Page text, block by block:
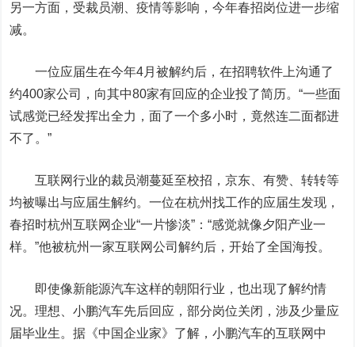
另一方面，受裁员潮、疫情等影响，今年春招岗位进一步缩
减。
一位应届生在今年4月被解约后，在招聘软件上沟通了
约400家公司，向其中80家有回应的企业投了简历。“一些面
试感觉已经发挥出全力，面了一个多小时，竟然连二面都进
不了。”
互联网行业的裁员潮蔓延至校招，京东、有赞、转转等
均被曝出与应届生解约。一位在杭州找工作的应届生发现，
春招时杭州互联网企业“一片惨淡”：“感觉就像夕阳产业一
样。”他被杭州一家互联网公司解约后，开始了全国海投。
即使像新能源汽车这样的朝阳行业，也出现了解约情
况。理想、小鹏汽车先后回应，部分岗位关闭，涉及少量应
届毕业生。据《中国企业家》了解，小鹏汽车的互联网中